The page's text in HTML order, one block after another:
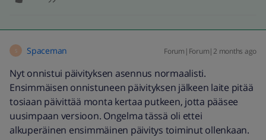
S Spaceman Forum|Forum|2 months ago
Nyt onnistui päivityksen asennus normaalisti.
Ensimmäisen onnistuneen päivityksen jälkeen laite pitää
tosiaan päivittää monta kertaa putkeen, jotta pääsee
uusimpaan versioon. Ongelma tässä oli ettei
alkuperäinen ensimmäinen päivitys toiminut ollenkaan.